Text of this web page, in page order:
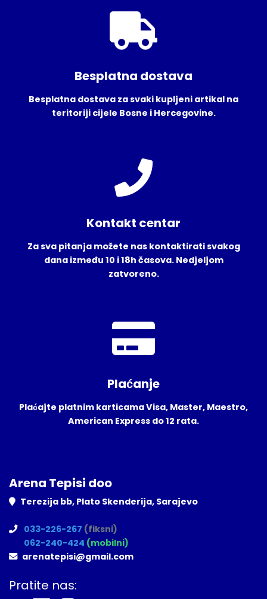
Besplatna dostava
Besplatna dostava za svaki kupljeni artikal na
teritoriji cijele Bosne i Hercegovine.
Kontakt centar
Za sva pitanja možete nas kontaktirati svakog
dana između 10 i 18h časova. Nedjeljom
zatvoreno.
Plaćanje
Plaćajte platnim karticama Visa, Master, Maestro,
American Express do 12 rata.
Arena Tepisi doo
Terezija bb, Plato Skenderija, Sarajevo
033-226-267 (fiksni)
062-240-424 (mobilni)
arenatepisi@gmail.com
Pratite nas: